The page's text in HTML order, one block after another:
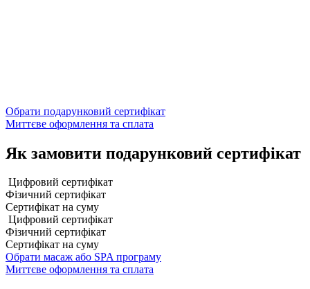
Обрати подарунковий сертифікат
Миттєве оформлення та сплата
Як замовити подарунковий сертифікат
Цифровий сертифікат
Фізичний сертифікат
Сертифікат на суму
Цифровий сертифікат
Фізичний сертифікат
Сертифікат на суму
Обрати масаж або SPA програму
Миттєве оформлення та сплата